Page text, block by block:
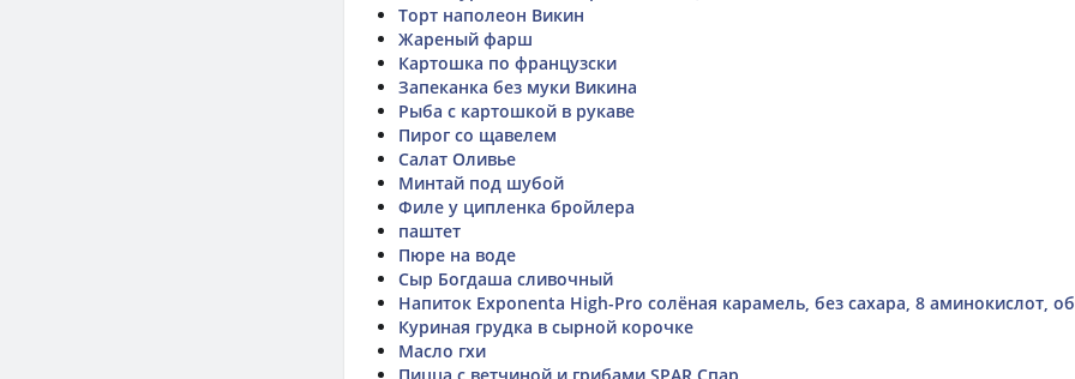
Торт наполеон Викин
Жареный фарш
Картошка по французски
Запеканка без муки Викина
Рыба с картошкой в рукаве
Пирог со щавелем
Салат Оливье
Минтай под шубой
Филе у ципленка бройлера
паштет
Пюре на воде
Сыр Богдаша сливочный
Напиток Exponenta High-Pro солёная карамель, без сахара, 8 аминокислот,
Куриная грудка в сырной корочке
Масло гхи